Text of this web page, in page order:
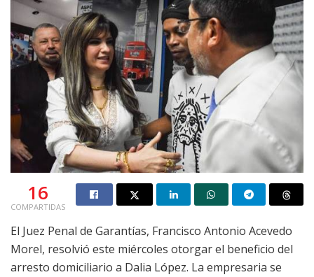
16
COMPARTIDAS
El Juez Penal de Garantías, Francisco Antonio Acevedo
Morel, resolvió este miércoles otorgar el beneficio del
arresto domiciliario a Dalia López. La empresaria se